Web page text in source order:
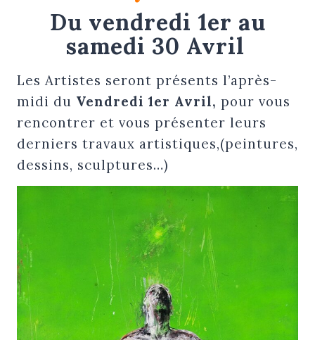
Du vendredi 1er au
samedi 30 Avril
Les Artistes seront présents l’après-
midi du Vendredi 1er Avril, pour vous
rencontrer et vous présenter leurs
derniers travaux artistiques,(peintures,
dessins, sculptures…)